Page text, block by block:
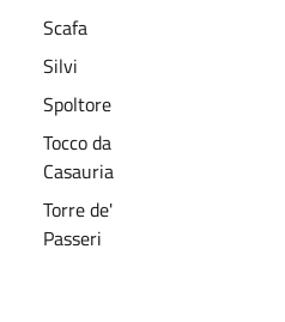
Scafa
Silvi
Spoltore
Tocco da
Casauria
Torre de'
Passeri